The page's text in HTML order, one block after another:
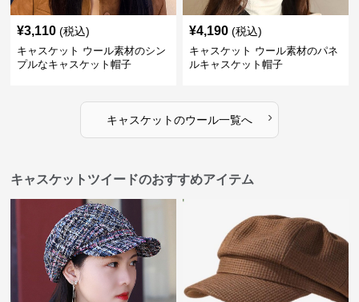
¥3,110 (税込)
キャスケット ウール素材のシン
プルなキャスケット帽子
¥4,190 (税込)
キャスケット ウール素材のパネ
ルキャスケット帽子
キャスケットのウール一覧へ ›
キャスケットツイードのおすすめアイテム